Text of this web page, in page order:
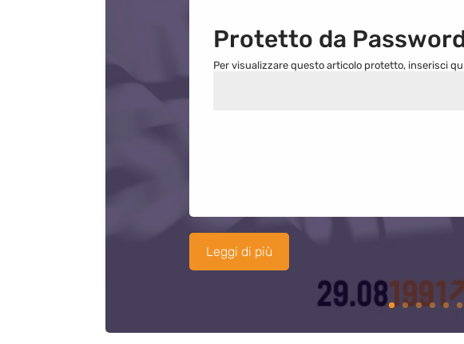
Protetto da
Per visualizzare questo articolo protetto, inserisci
Leggi di più